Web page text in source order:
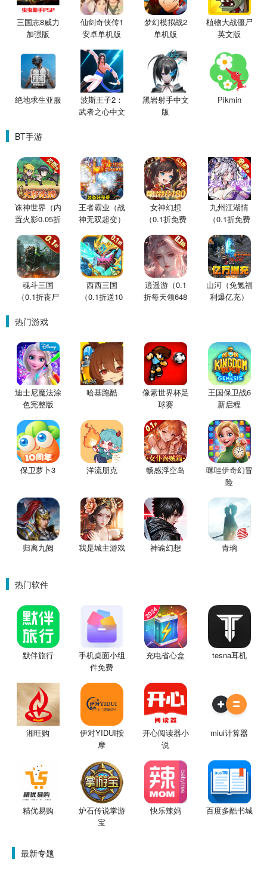
三国志8威力
加强版
仙剑奇侠传1
安卓单机版
梦幻模拟战2
单机版
植物大战僵尸
英文版
绝地求生亚服
波斯王子2：
武者之心中文
黑岩射手中文
版
Pikmin
BT手游
诛神世界（内
置火影0.05折
王者霸业（战
神无双超变）
女神幻想
（0.1折免费
九州江湖情
（0.1折免费
魂斗三国
（0.1折丧尸
西西三国
（0.1折送10
逍遥游（0.1
折每天领648
山河（免氪福
利爆亿充）
热门游戏
迪士尼魔法涂
色完整版
哈基跑酷
像素世界杯足
球赛
王国保卫战6
新启程
保卫萝卜3 洋流朋克 畅感浮空岛
咪哇伊奇幻冒
险
归离九阙 我是城主游戏 神谕幻想 青璃
热门软件
默伴旅行
手机桌面小组
件免费
充电省心盒 tesna耳机
湘旺购
伊对YIDUI按
摩
开心阅读器小
说
miui计算器
精优易购
炉石传说掌游
宝
快乐辣妈 百度多酷书城
最新专题